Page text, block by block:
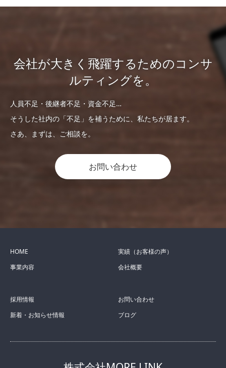
会社が大きく飛躍するためのコンサ
ルティングを。
人員不足・後継者不足・資金不足…
そうした社内の「不足」を補うために、私たちが居ます。
さあ、まずは、ご相談を。
お問い合わせ
HOME
事業内容
実績（お客様の声）
会社概要
採用情報
新着・お知らせ情報
お問い合わせ
ブログ